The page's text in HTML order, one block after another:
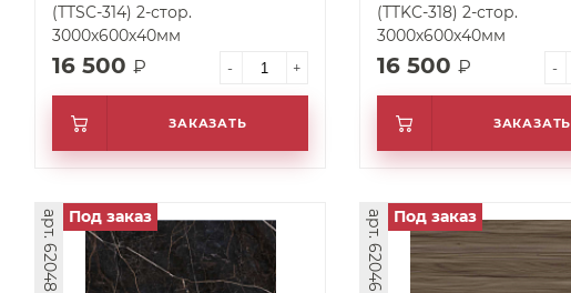
(TTSC-314) 2-стор.
3000х600х40мм
16 500 ₽ - +
ЗАКАЗАТЬ
(TTKC-318) 2-стор.
3000х600х40мм
16 500 ₽ -
ЗАКАЗАТЬ
арт. 62048 Под заказ арт. 62046 Под заказ